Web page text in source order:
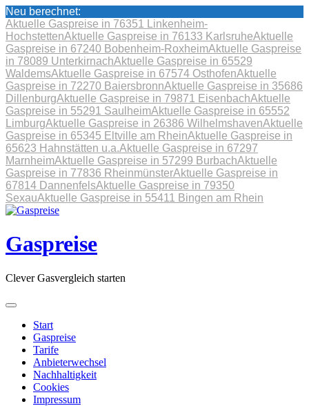
Neu berechnet:
Aktuelle Gaspreise in 76351 Linkenheim-
HochstettenAktuelle Gaspreise in 76133 KarlsruheAktuelle
Gaspreise in 67240 Bobenheim-RoxheimAktuelle Gaspreise
in 78089 UnterkirnachAktuelle Gaspreise in 65529
WaldemsAktuelle Gaspreise in 67574 OsthofenAktuelle
Gaspreise in 72270 BaiersbronnAktuelle Gaspreise in 35686
DillenburgAktuelle Gaspreise in 79871 EisenbachAktuelle
Gaspreise in 55291 SaulheimAktuelle Gaspreise in 65552
LimburgAktuelle Gaspreise in 26386 WilhelmshavenAktuelle
Gaspreise in 65345 Eltville am RheinAktuelle Gaspreise in
65623 Hahnstätten u.a.Aktuelle Gaspreise in 67297
MarnheimAktuelle Gaspreise in 57299 BurbachAktuelle
Gaspreise in 77836 RheinmünsterAktuelle Gaspreise in
67814 DannenfelsAktuelle Gaspreise in 79350
SexauAktuelle Gaspreise in 55411 Bingen am Rhein
Skip
content
Gaspreise
Clever Gasvergleich starten
Start
Gaspreise
Tarife
Anbieterwechsel
Nachhaltigkeit
Cookies
Impressum